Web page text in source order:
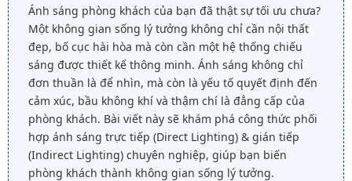
Ánh sáng phòng khách của bạn đã thật sự tối ưu chưa?
Một không gian sống lý tưởng không chỉ cần nội thất
đẹp, bố cục hài hòa mà còn cần một hệ thống chiếu
sáng được thiết kế thông minh. Ánh sáng không chỉ
đơn thuần là để nhìn, mà còn là yếu tố quyết định đến
cảm xúc, bầu không khí và thậm chí là đẳng cấp của
phòng khách. Bài viết này sẽ khám phá công thức phối
hợp ánh sáng trực tiếp (Direct Lighting) & gián tiếp
(Indirect Lighting) chuyên nghiệp, giúp bạn biến
phòng khách thành không gian sống lý tưởng.